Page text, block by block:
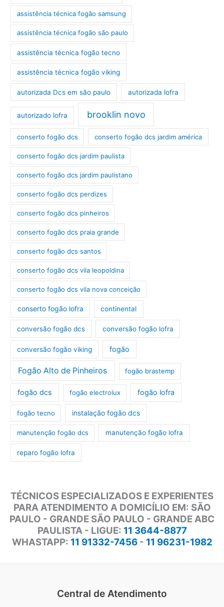
assistência técnica fogão samsung
assistência técnica fogão são paulo
assistência técnica fogão tecno
assistência técnica fogão viking
autorizada Dcs em são paulo autorizada lofra
autorizado lofra brooklin novo
conserto fogão dcs conserto fogão dcs jardim américa
conserto fogão dcs jardim paulista
conserto fogão dcs jardim paulistano
conserto fogão dcs perdizes
conserto fogão dcs pinheiros
conserto fogão dcs praia grande
conserto fogão dcs santos
conserto fogão dcs vila leopoldina
conserto fogão dcs vila nova conceição
conserto fogão lofra continental
conversão fogão dcs conversão fogão lofra
conversão fogão viking fogão
Fogão Alto de Pinheiros fogão brastemp
fogão dcs fogão electrolux fogão lofra
fogão tecno instalação fogão dcs
manutenção fogão dcs manutenção fogão lofra
reparo fogão lofra
TÉCNICOS ESPECIALIZADOS E EXPERIENTES
PARA ATENDIMENTO A DOMICÍLIO EM: SÃO
PAULO - GRANDE SÃO PAULO - GRANDE ABC
PAULISTA - LIGUE: 11 3644-8877
WHASTAPP: 11 91332-7456- 11 96231-1982
Central de Atendimento